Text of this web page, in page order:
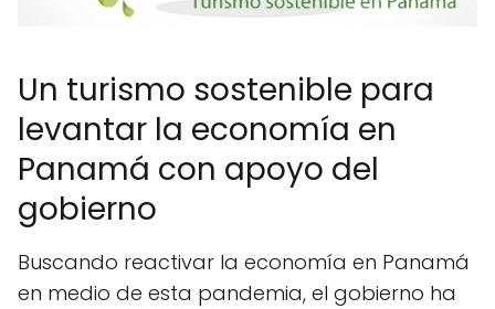
Un turismo sostenible para
levantar la economía en
Panamá con apoyo del
gobierno
Buscando reactivar la economía en Panamá
en medio de esta pandemia, el gobierno ha